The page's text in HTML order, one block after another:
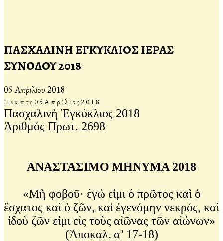
ΠΑΣΧΑΛΙΝΗ ΕΓΚΥΚΛΙΟΣ ΙΕΡΑΣ
ΣΥΝΟΔΟΥ 2018
05 Απριλίου 2018
Πέμπτη05Απρίλιος2018
Πασχαλινὴ Ἐγκύκλιος 2018
Ἀριθμός Πρωτ. 2698
ΑΝΑΣΤΑΣΙΜΟ ΜΗΝΥΜΑ 2018
«Μὴ φοβοῦ· ἐγώ εἰμι ὁ πρῶτος καὶ ὁ
ἔσχατος καὶ ὁ ζῶν, καὶ ἐγενόμην νεκρός, καὶ
ἰδοὺ ζῶν εἰμι εἰς τοὺς αἰῶνας τῶν αἰώνων»
(Ἀποκαλ. α’ 17-18)